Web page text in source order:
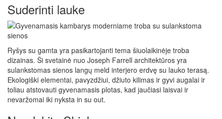
Suderinti lauke
Ryšys su gamta yra pasikartojanti tema šiuolaikinėje troba
dizainas. Ši svetainė nuo Joseph Farrell architektūros yra
sulankstomas sienos langų meld interjero erdvę su lauko terasą.
Ekologiški elementai, pavyzdžiui, džiuto kilimas ir gyvi augalai ir
toliau atstovauti gyvenamasis plotas, kad jaučiasi laisvai ir
nevaržomai iki nyksta in su out.